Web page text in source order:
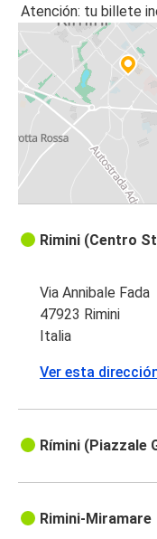
Atención: tu billete
Rimini (Centro
Via Annibale Fada
47923 Rimini
Italia
Ver esta
Rímini (Piazzale
Rimini-Miramare